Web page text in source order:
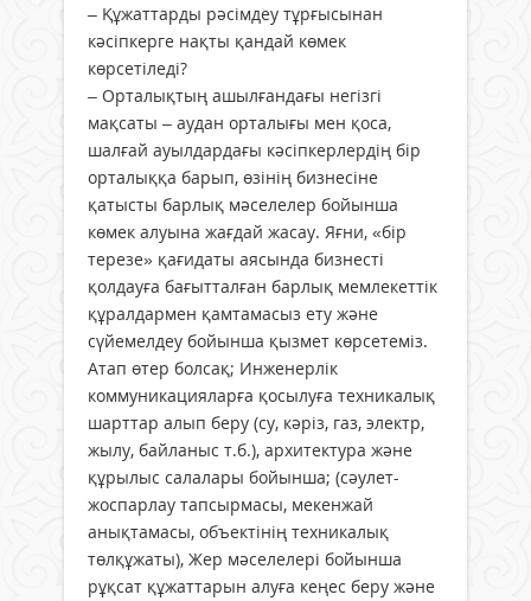
– Құжаттарды рәсімдеу тұрғысынан
кәсіпкерге нақты қандай көмек
көрсетіледі?
– Орталықтың ашылғандағы негізгі
мақсаты – аудан орталығы мен қоса,
шалғай ауылдардағы кәсіпкерлердің бір
орталыққа барып, өзінің бизнесіне
қатысты барлық мәселелер бойынша
көмек алуына жағдай жасау. Яғни, «бір
терезе» қағидаты аясында бизнесті
қолдауға бағытталған барлық мемлекеттік
құралдармен қамтамасыз ету және
сүйемелдеу бойынша қызмет көрсетеміз.
Атап өтер болсақ; Инженерлік
коммуникацияларға қосылуға техникалық
шарттар алып беру (су, кәріз, газ, электр,
жылу, байланыс т.б.), архитектура және
құрылыс салалары бойынша; (сәулет-
жоспарлау тапсырмасы, мекенжай
анықтамасы, объектінің техникалық
төлқұжаты), Жер мәселелері бойынша
рұқсат құжаттарын алуға кеңес беру және